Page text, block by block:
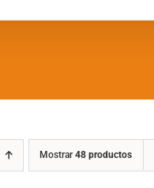
Mostrar 48 productos